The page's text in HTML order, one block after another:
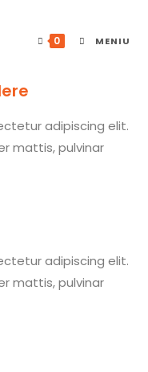
0 MENIU
adipiscing elit.
mattis, pulvinar
adipiscing elit.
mattis, pulvinar